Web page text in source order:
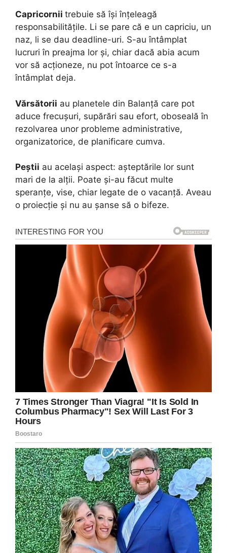
Capricornii trebuie să își înțeleagă
responsabilitățile. Li se pare că e un capriciu, un
naz, li se dau deadline-uri. S-au întâmplat
lucruri în preajma lor și, chiar dacă abia acum
vor să acționeze, nu pot întoarce ce s-a
întâmplat deja.
Vărsătorii au planetele din Balanță care pot
aduce frecușuri, supărări sau efort, oboseală în
rezolvarea unor probleme administrative,
organizatorice, de planificare cumva.
Peștii au același aspect: așteptările lor sunt
mari de la alții. Poate și-au făcut multe
speranțe, vise, chiar legate de o vacanță. Aveau
o proiecție și nu au șanse să o bifeze.